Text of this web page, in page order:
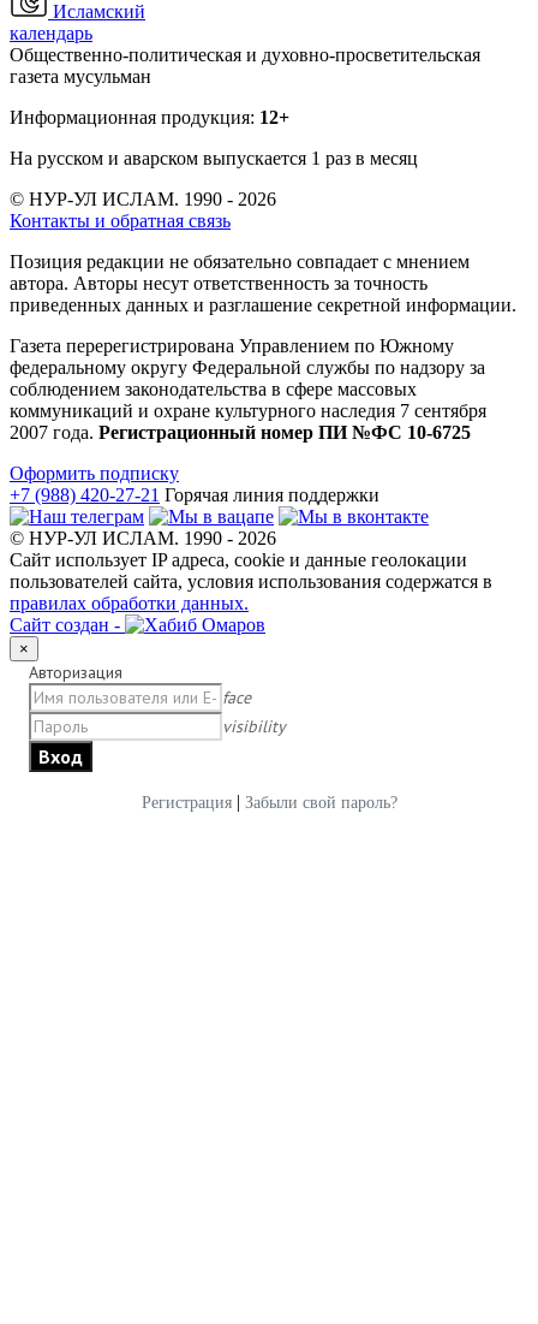
Исламский
календарь
Общественно-политическая и духовно-просветительская
газета мусульман
Информационная продукция: 12+
На русском и аварском выпускается 1 раз в месяц
© НУР-УЛ ИСЛАМ. 1990 - 2026
Контакты и обратная связь
Позиция редакции не обязательно совпадает с мнением
автора. Авторы несут ответственность за точность
приведенных данных и разглашение секретной информации.
Газета перерегистрирована Управлением по Южному
федеральному округу Федеральной службы по надзору за
соблюдением законодательства в сфере массовых
коммуникаций и охране культурного наследия 7 сентября
2007 года. Регистрационный номер ПИ №ФС 10-6725
Оформить подписку
+7 (988) 420-27-21 Горячая линия поддержки
© НУР-УЛ ИСЛАМ. 1990 - 2026
Сайт использует IP адреса, cookie и данные геолокации
пользователей сайта, условия использования содержатся в
правилах обработки данных.
Сайт создан -
×
Авторизация
face
visibility
Регистрация| Забыли свой пароль?